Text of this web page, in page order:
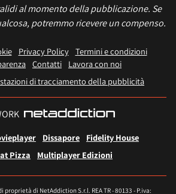
al momento della pubblicazione. Se
potremmo ricevere un compenso.
Privacy Policy
Termini e condizioni
Contatti
Lavora con noi
di tracciamento della pubblicità
Dissapore
Fidelity House
Pizza
Multiplayer Edizioni
di NetAddiction S.r.l. REA TR - 80133 - P.iva: